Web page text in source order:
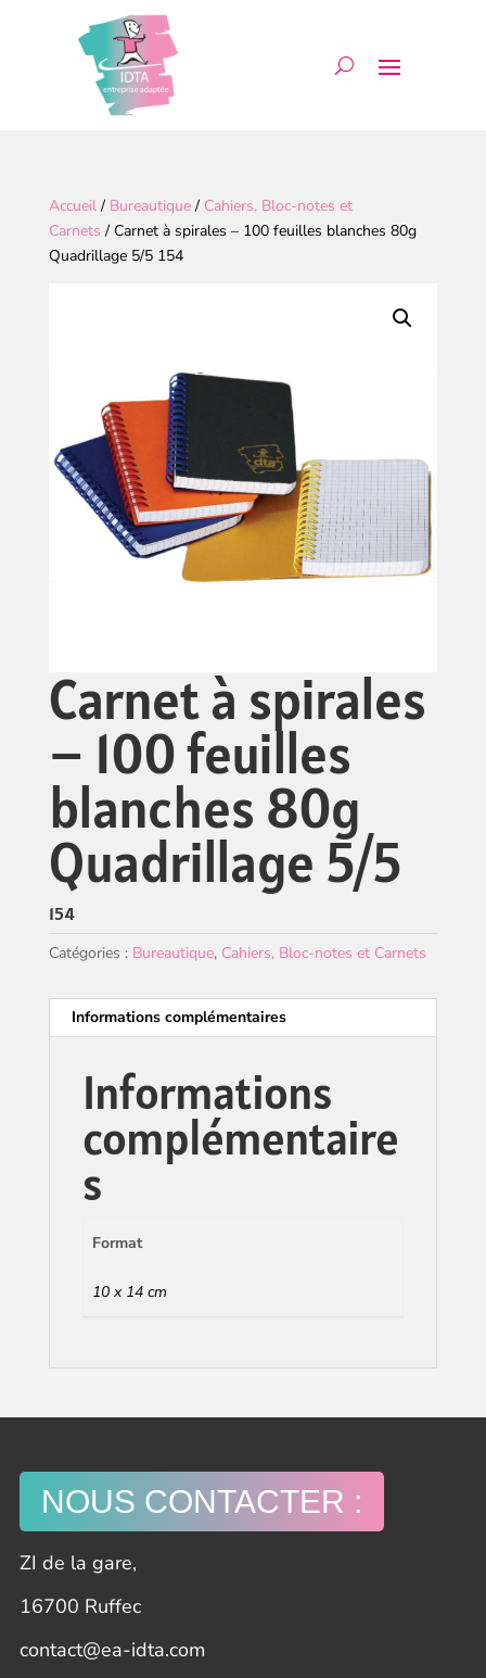
Accueil/ Bureautique/ Cahiers, Bloc-notes et
Carnets / Carnet à spirales – 100 feuilles blanches 80g
Quadrillage 5/5 154
Carnet à spirales
– 100 feuilles
blanches 80g
Quadrillage 5/5
154
Catégories : Bureautique, Cahiers, Bloc-notes et Carnets
Informations complémentaires
Informations
complémentaire
s
Format
10 x 14 cm
NOUS CONTACTER :
ZI de la gare,
16700 Ruffec
contact@ea-idta.com